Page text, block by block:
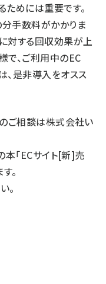
めには重要です。
手数料がかかりま
対する回収効果が上
で、ご利用中のEC
、是非導入をオスス
ご相談は株式会社い
本「ECサイト[新]売
。
。